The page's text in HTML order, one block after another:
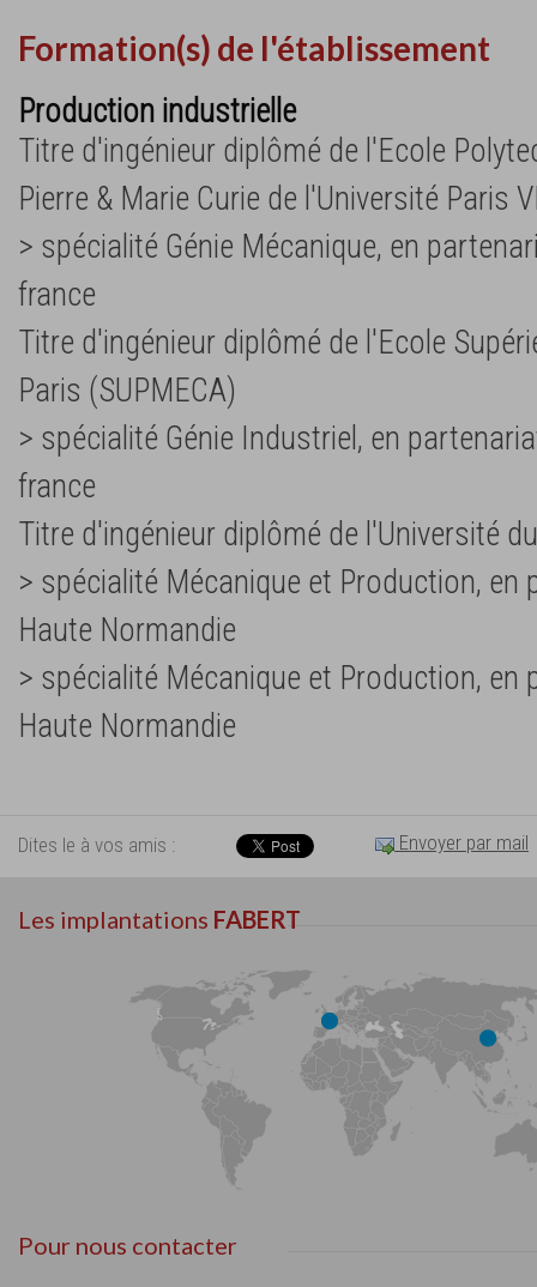
Formation(s) de l'établissement
Production industrielle
Titre d'ingénieur diplômé de l'Ecole
Pierre & Marie Curie de l'Université Paris
> spécialité Génie Mécanique, en
france
Titre d'ingénieur diplômé de l'Ecole
Paris (SUPMECA)
> spécialité Génie Industriel, en
france
Titre d'ingénieur diplômé de l'Université
> spécialité Mécanique et Production, en
Haute Normandie
> spécialité Mécanique et Production, en
Haute Normandie
Dites le à vos amis : Envoyer par mail
Les implantations FABERT
Pour nous contacter